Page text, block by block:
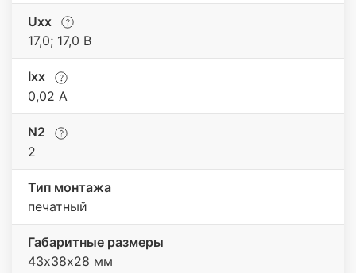
Uхх
17,0; 17,0 В
Iхх
0,02 A
N2
2
Тип монтажа
печатный
Габаритные размеры
43х38х28 мм